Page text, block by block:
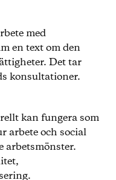
med
en text om den
Det tar
konsultationer.
kan fungera som
arbete och social
arbetsmönster.